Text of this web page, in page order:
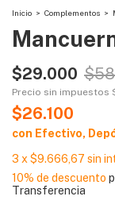
Inicio > Complementos >
$29.000
Precio sin impuestos
$26.100
con Efectivo,
3 x $9.666,67 sin
10% de descuento
Transferencia